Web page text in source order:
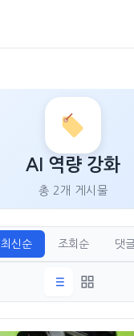
AI 역량 강화
총 2개 게시물
최신순 조회순 댓